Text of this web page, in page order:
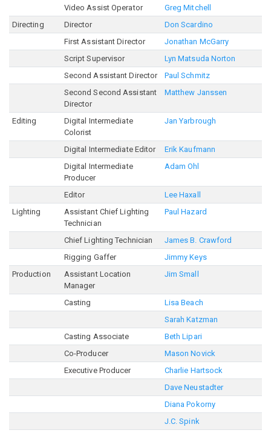
Video Assist Operator
Greg Mitchell
Directing
Director
Don Scardino
First Assistant Director
Jonathan McGarry
Script Supervisor
Lyn Matsuda Norton
Second Assistant Director
Paul Schmitz
Second Second Assistant
Director
Matthew Janssen
Editing
Digital Intermediate
Colorist
Jan Yarbrough
Digital Intermediate Editor
Erik Kaufmann
Digital Intermediate
Producer
Adam Ohl
Editor
Lee Haxall
Lighting
Assistant Chief Lighting
Technician
Paul Hazard
Chief Lighting Technician
James B. Crawford
Rigging Gaffer
Jimmy Keys
Production
Assistant Location
Manager
Jim Small
Casting
Lisa Beach
Sarah Katzman
Casting Associate
Beth Lipari
Co-Producer
Mason Novick
Executive Producer
Charlie Hartsock
Dave Neustadter
Diana Pokorny
J.C. Spink